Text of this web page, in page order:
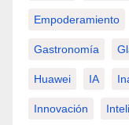
Empoderamiento
Gastronomía
Huawei IA
Innovación